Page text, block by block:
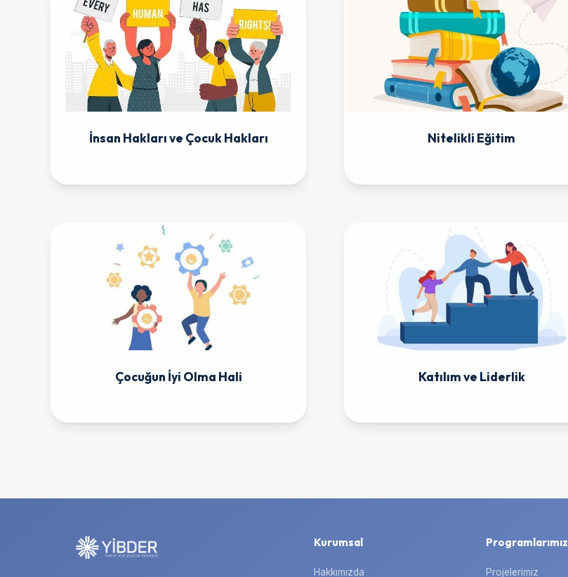
İnsan Hakları ve Çocuk Hakları Nitelikli Eğitim
Çocuğun İyi Olma Hali Katılım ve Liderlik
Kurumsal
Hakkımızda
Programlarımız
Projelerimiz